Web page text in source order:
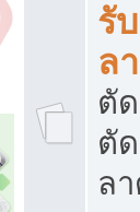
รั
ล
ตั
ตั
ล